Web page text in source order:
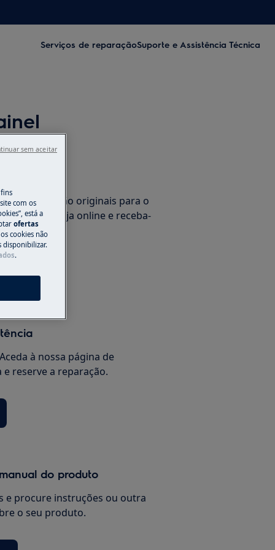
Serviços de reparaçãoSuporte e Assistência Técnica
de substituição originais para o
na nossa loja online e receba-
sua casa.
à nossa página de
reserve a reparação.
do produto
e procure instruções ou outra
o seu produto.
com os
está a
ofertas
cookies não
disponibilizar.
.
sem aceitar